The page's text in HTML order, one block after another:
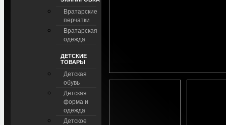
Вратарские
перчатки
Вратарская
одежда
ДЕТСКИЕ
ТОВАРЫ
Детская
обувь
Детская
форма и
одежда
Детское